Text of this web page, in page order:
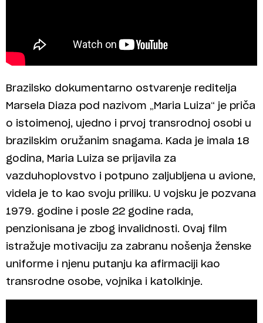
Brazilsko dokumentarno ostvarenje reditelja
Marsela Diaza pod nazivom „Maria Luiza“ je priča
o istoimenoj, ujedno i prvoj transrodnoj osobi u
brazilskim oružanim snagama. Kada je imala 18
godina, Maria Luiza se prijavila za
vazduhoplovstvo i potpuno zaljubljena u avione,
videla je to kao svoju priliku. U vojsku je pozvana
1979. godine i posle 22 godine rada,
penzionisana je zbog invalidnosti. Ovaj film
istražuje motivaciju za zabranu nošenja ženske
uniforme i njenu putanju ka afirmaciji kao
transrodne osobe, vojnika i katolkinje.